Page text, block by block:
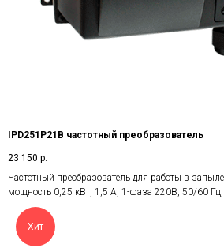
IPD251P21B частотный преобразователь
23 150 р.
Частотный преобразователь для работы в
мощность 0,25 кВт, 1,5 А, 1-фаза 220В, 50/60
Хит